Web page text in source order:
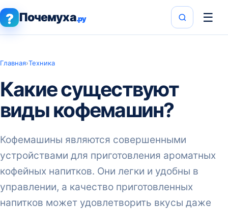
? Почемуха.ру ☰
Главная›Техника
Какие существуют
виды кофемашин?
Кофемашины являются совершенными
устройствами для приготовления ароматных
кофейных напитков. Они легки и удобны в
управлении, а качество приготовленных
напитков может удовлетворить вкусы даже